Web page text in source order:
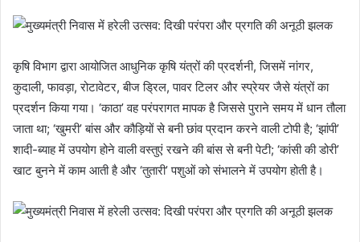
कृषि विभाग द्वारा आयोजित आधुनिक कृषि यंत्रों की प्रदर्शनी, जिसमें नांगर,
कुदाली, फावड़ा, रोटावेटर, बीज ड्रिल, पावर टिलर और स्प्रेयर जैसे यंत्रों का
प्रदर्शन किया गया। ‘काठा’ वह परंपरागत मापक है जिससे पुराने समय में धान तौला
जाता था; ‘खुमरी’ बांस और कौड़ियों से बनी छांव प्रदान करने वाली टोपी है; ‘झांपी’
शादी-ब्याह में उपयोग होने वाली वस्तुएं रखने की बांस से बनी पेटी; ‘कांसी की डोरी’
खाट बुनने में काम आती है और ‘तुतारी’ पशुओं को संभालने में उपयोग होती है।